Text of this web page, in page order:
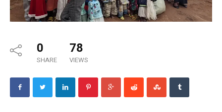
0
SHARE
78
VIEWS